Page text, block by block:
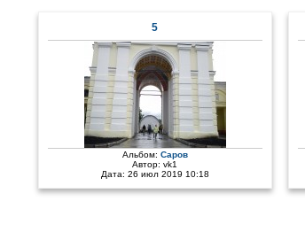
5
Альбом: Саров
Автор:vk1
Дата: 26 июл 2019 10:18